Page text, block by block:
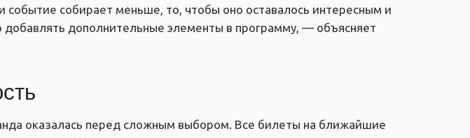
собирает меньше, то, чтобы оно оставалось интересным и
дополнительные элементы в программу, — объясняет
оказалась перед сложным выбором. Все билеты на ближайшие